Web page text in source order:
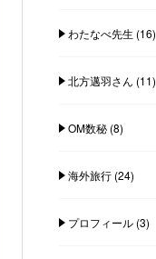
わたなべ先生 (16)
北方邁羽さん (11)
OM数秘(8)
海外旅行(24)
プロフィール(3)